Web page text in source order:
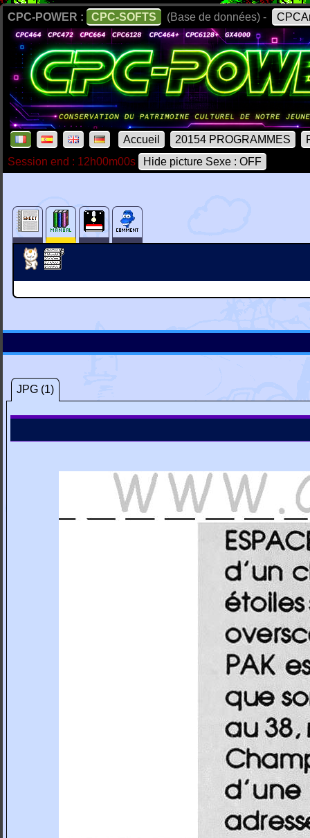
CPC-POWER : CPC-SOFTS (Base de données) -
Accueil 20154 PROGRAMMES
Session end : 12h00m00s
Hide picture Sexe : OFF
JPG (1)